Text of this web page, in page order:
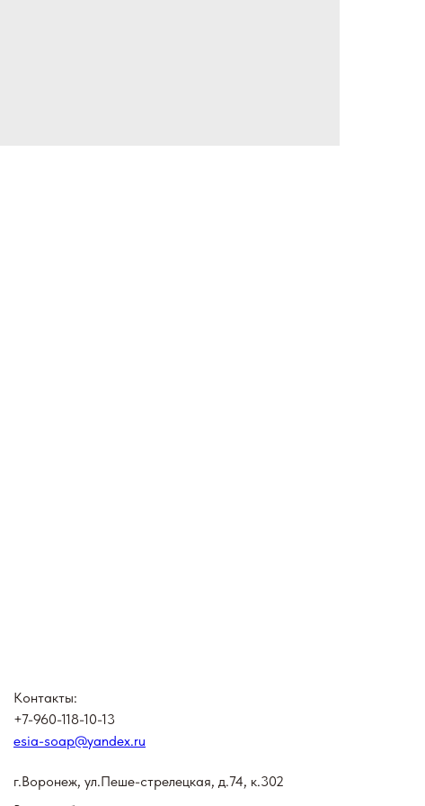
Контакты:
+7-960-118-10-13
esia-soap@yandex.ru
г.Воронеж, ул.Пеше-стрелецкая, д.74, к.302